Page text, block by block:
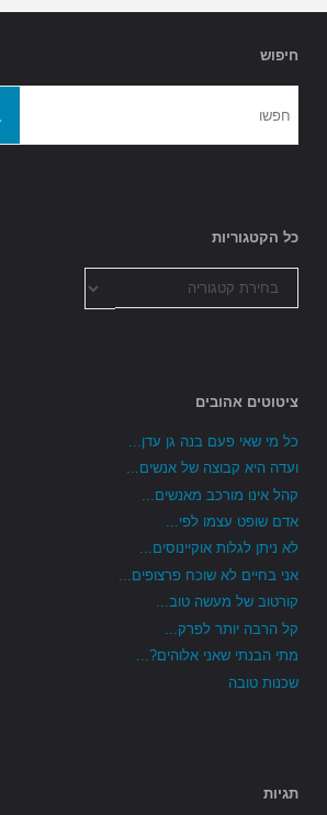
חיפוש
כל הקטגוריות
הקטגוריות
ציטוטים אהובים
כל מי שאי פעם בנה גן עדן...
ועדה היא קבוצה של אנשים...
קהל אינו מורכב מאנשים...
אדם שופט עצמו לפי...
לא ניתן לגלות אוקיינוסים...
אני בחיים לא שוכח פרצופים...
קורטוב של מעשה טוב...
קל הרבה יותר לפרק...
מתי הבנתי שאני אלוהים?...
שכנות טובה
תגיות